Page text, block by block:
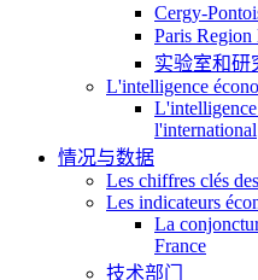
Cergy-
Paris Region
实验室和研
L'intelligence
l'international
情况与数据
Les chiffres clés
Les indicateurs
La
France
技术部门